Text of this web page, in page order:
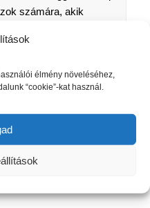
élmény növeléséhez,
“cookie”-kat használ.
számára, akik
10 nap